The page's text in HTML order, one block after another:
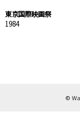
東京国際映画祭
1984
©